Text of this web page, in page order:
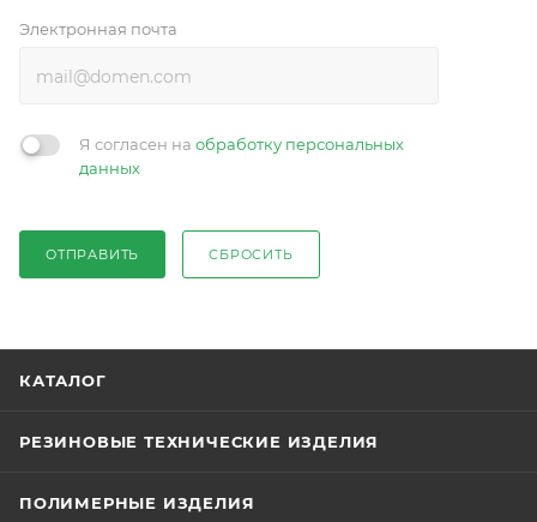
Электронная почта
Я согласен на обработку персональных
данных
ОТПРАВИТЬ СБРОСИТЬ
КАТАЛОГ
РЕЗИНОВЫЕ ТЕХНИЧЕСКИЕ ИЗДЕЛИЯ
ПОЛИМЕРНЫЕ ИЗДЕЛИЯ